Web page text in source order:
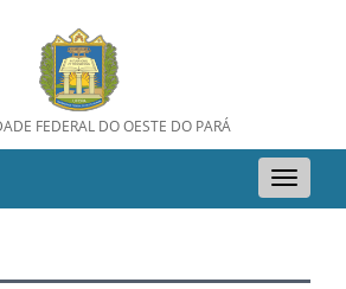
FEDERAL DO OESTE DO PARÁ
Toggle